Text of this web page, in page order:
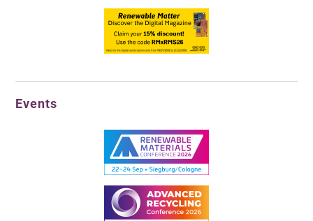
Events